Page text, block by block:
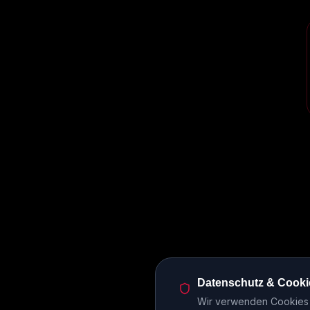
Datenschutz &
Wir verwenden